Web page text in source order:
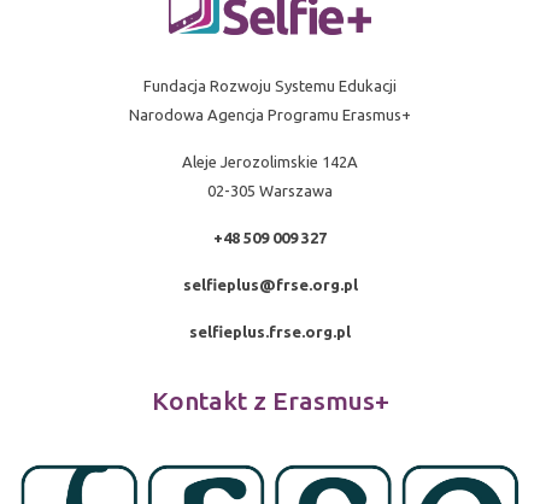
Fundacja Rozwoju Systemu Edukacji
Narodowa Agencja Programu Erasmus+
Aleje Jerozolimskie 142A
02-305 Warszawa
+48 509 009 327
selfieplus@frse.org.pl
selfieplus.frse.org.pl
Kontakt z Erasmus+